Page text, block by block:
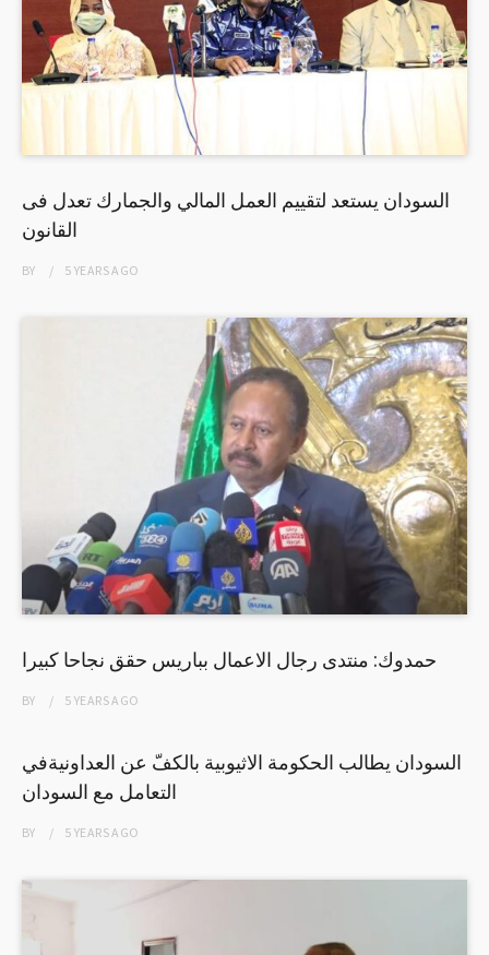
السودان يستعد لتقييم العمل المالي والجمارك تعدل فى
القانون
BY 5 YEARSAGO
حمدوك: منتدى رجال الاعمال بباريس حقق نجاحا كبيرا
BY 5 YEARSAGO
السودان يطالب الحكومة الاثيوبية بالكفّ عن العداونيةفي
التعامل مع السودان
BY 5 YEARSAGO